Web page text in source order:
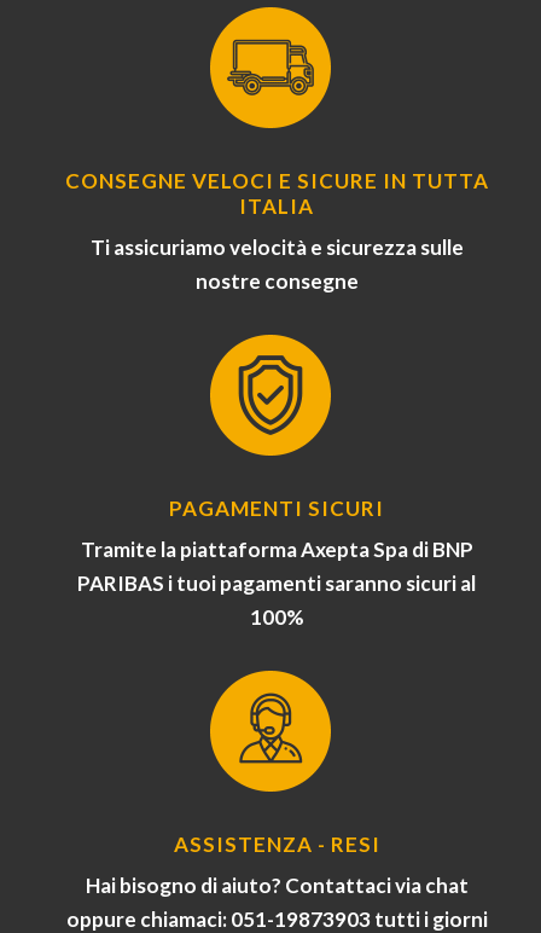
CONSEGNE VELOCI E SICURE IN TUTTA
ITALIA
Ti assicuriamo velocità e sicurezza sulle
nostre consegne
PAGAMENTI SICURI
Tramite la piattaforma Axepta Spa di BNP
PARIBAS i tuoi pagamenti saranno sicuri al
100%
ASSISTENZA - RESI
Hai bisogno di aiuto? Contattaci via chat
oppure chiamaci: 051-19873903 tutti i giorni